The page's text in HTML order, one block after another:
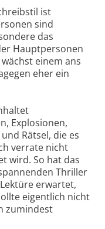
ist
sind
das
Hauptpersonen
einem ans
eher ein
Explosionen,
Rätsel, die es
verrate nicht
wird. So hat das
Thriller
erwartet,
eigentlich nicht
zumindest